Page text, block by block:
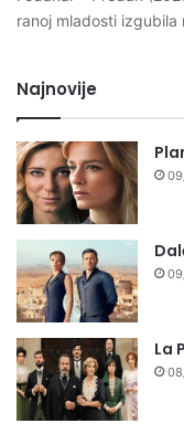
ranoj mladosti izgubila
Najnovije
La